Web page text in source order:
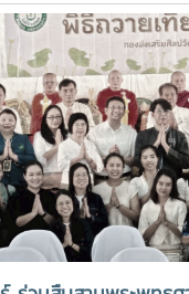
ษ์พิพัฒน์ ราชจันทร์ ได้น
สำคัญภายในมหาวิทยาลั
การ เพื่อให้นักศึกษาได้เ
คลผู้มีความสำคัญต่อมห
จิตวิญญาณของสถาบันแ
สำนักฟาร์มมหาวิทยาลัย
รเกษตร โดยมี นางสาว
ร้อมบรรยายให้ความรู้เ
ฑ์กัญชงเพื่อสุขภาพ รวม
มองด้านงานวิจัยและน
ย จากนั้น นักศึกษาได้เดิ
าร่วมอย่างพร้อมเพรียง
ามร่วมมือระหว่างมหาวิท
พื่อเป็นศูนย์ให้บริการด้า
ษา แนะนำด้านสุขภาพกา
กษาได้รับการดูแลอย่าง
ตใจ อันจะนำไปสู่การส่
สวัสดิภาพการใช้ชีวิตภา
วัน ตั้งแต่เวลา 17.00-
ป็นพื้นที่แห่งการเรียนรู้แ
าบาล ภายใต้การกำกับ
ผู้เชี่ยวชาญ เพื่อให้นักศึ